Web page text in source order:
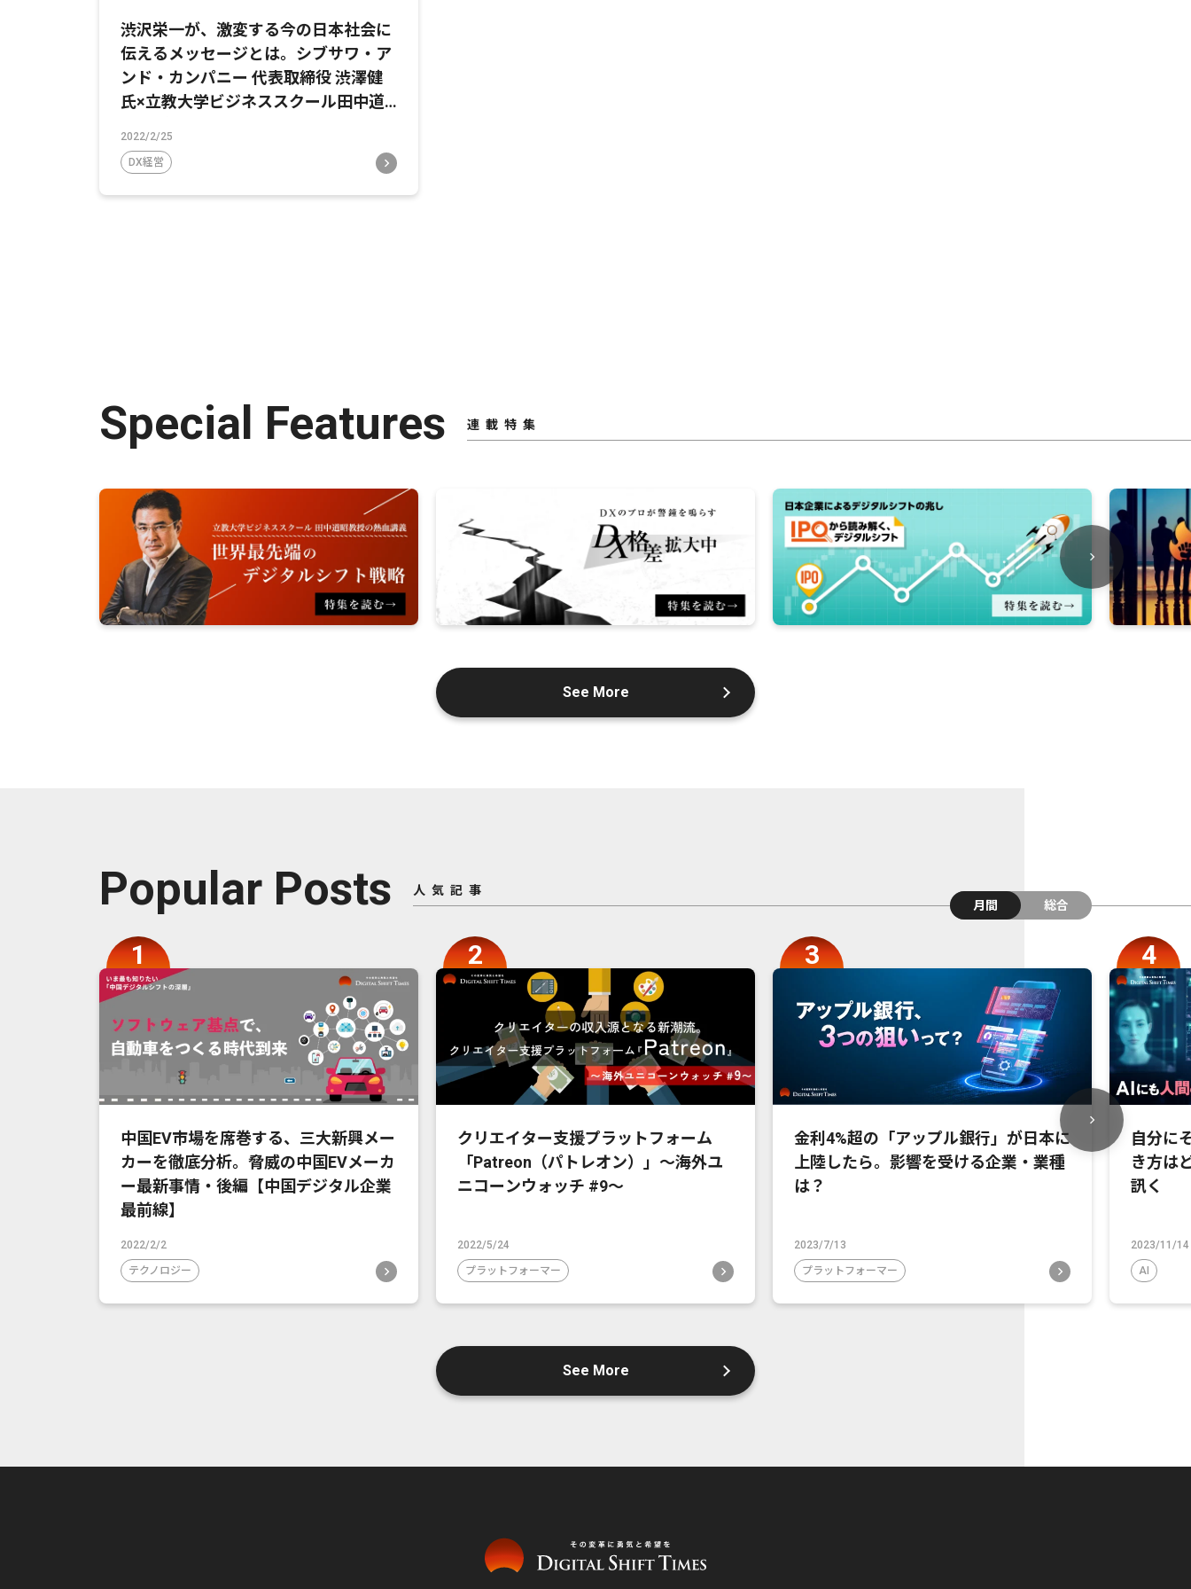
渋沢栄一が、激変する今の日本社会に
伝えるメッセージとは。シブサワ・ア
ンド・カンパニー 代表取締役 渋澤健
氏×立教大学ビジネススクール田中道
2022/2/25
DX経営
Special Features 連載特集
See More
Popular Posts
人気記事
月間
総合
中国EV市場を席巻する、三大新興メー
カーを徹底分析。脅威の中国EVメーカ
ー最新事情・後編【中国デジタル企業
最前線】
2022/2/2
テクノロジー
クリエイター支援プラットフォーム
「Patreon（パトレオン）」〜海外ユ
ニコーンウォッチ #9〜
2022/5/24
プラットフォーマー
金利4%超の「アップル銀行」が日本に
上陸したら。影響を受ける企業・業種
は？
2023/7/13
プラットフォーマー
自分に
き方は
訊く
2023/11/14
AI
See More